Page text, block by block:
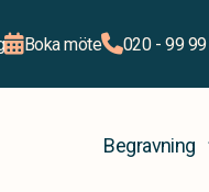
Boka möte 020 - 99
Begravning